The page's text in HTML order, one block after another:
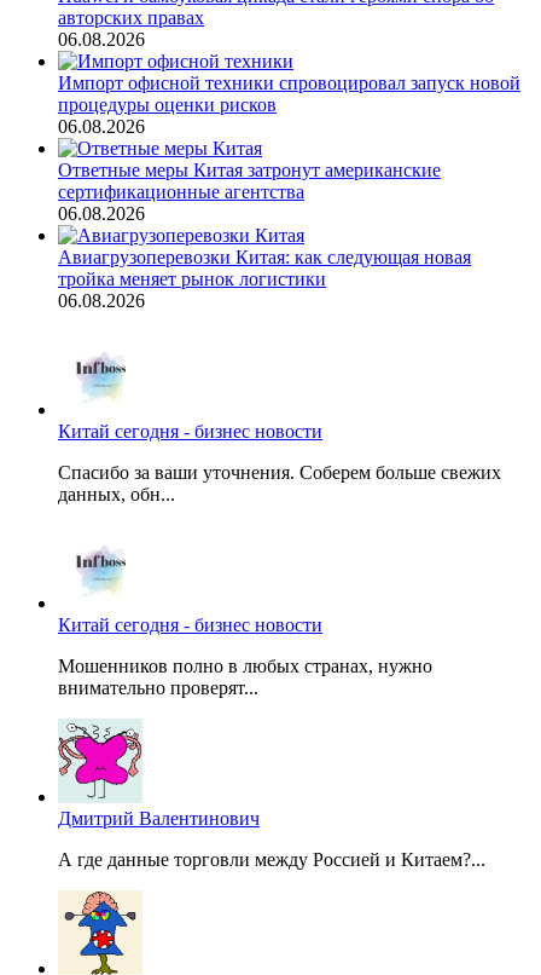
авторских правах
06.08.2026
Импорт офисной техники спровоцировал запуск новой
процедуры оценки рисков
06.08.2026
Ответные меры Китая затронут американские
сертификационные агентства
06.08.2026
Авиагрузоперевозки Китая: как следующая новая
тройка меняет рынок логистики
06.08.2026
Китай сегодня - бизнес новости
Спасибо за ваши уточнения. Соберем больше свежих
данных, обн...
Китай сегодня - бизнес новости
Мошенников полно в любых странах, нужно
внимательно проверят...
Дмитрий Валентинович
А где данные торговли между Россией и Китаем?...